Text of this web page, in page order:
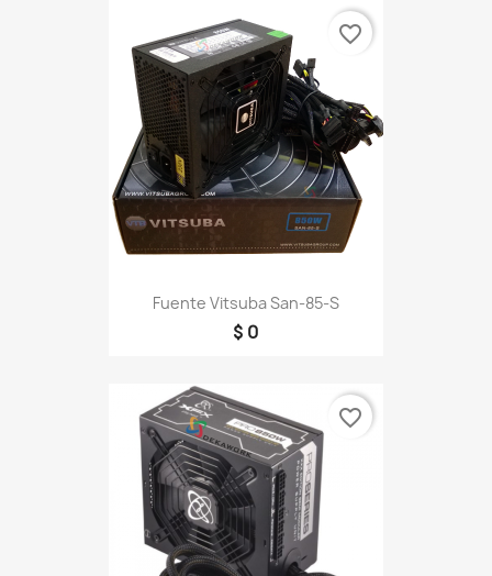
Fuente Vitsuba San-85-S
$ 0
favorite_border
favorite_border